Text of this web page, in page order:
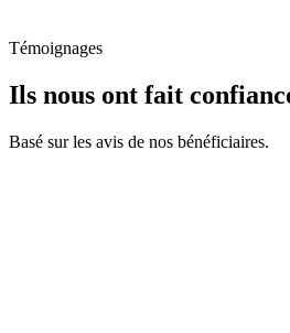
Témoignages
Ils nous ont fait
Basé sur les avis de nos bénéficiaires.